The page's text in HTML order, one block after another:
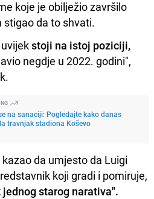
koje je obilježio završilo
stigao da to shvati.
stoji na istoj poziciji,
negdje u 2022. godini",
na sanaciji: Pogledajte kako danas
travnjak stadiona Koševo
da umjesto da Luigi
koji gradi i pomiruje,
starog narativa".